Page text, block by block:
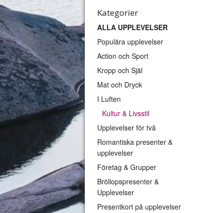
Kategorier
ALLA UPPLEVELSER
Populära upplevelser
Action och Sport
Kropp och Själ
Mat och Dryck
I Luften
Kultur & Livsstil
Upplevelser för två
Romantiska presenter &
upplevelser
Företag & Grupper
Bröllopspresenter &
Upplevelser
Presentkort på upplevelser